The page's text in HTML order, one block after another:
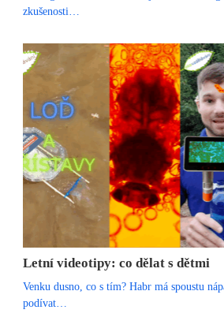
zkušenosti…
Letní videotipy: co dělat s dětmi
Venku dusno, co s tím? Habr má spoustu
podívat…